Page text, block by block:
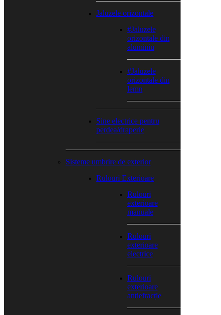
Jaluzele orizontale
#Jaluzele
orizontale din
aluminiu
#Jaluzele
orizontale din
lemn
Sine electrice pentru
perdea/draperie
Sisteme umbrire de exterior
Rulouri Exterioare
Rulouri
exterioare
manuale
Rulouri
exterioare
electrice
Rulouri
exterioare
antiefracție